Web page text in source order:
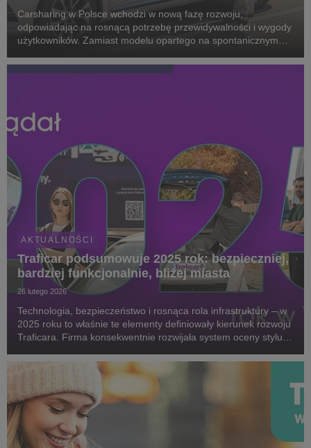
Carsharing w Polsce wchodzi w nową fazę rozwoju,
odpowiadając na rosnącą potrzebę przewidywalności i wygody
użytkowników. Zamiast modelu opartego na spontanicznym
stałe punkty wynajmu, które zapewniają dostępność sam...
AKTUALNOŚCI
Traficar podsumowuje 2025 rok: bezpieczniej,
bardziej funkcjonalnie, bliżej miasta
26 lutego 2026
Technologia, bezpieczeństwo i rosnąca rola infrastruktury – w
2025 roku to właśnie te elementy definiowały kierunek rozwoju
Traficara. Firma konsekwentnie rozwijała system oceny stylu
dostosowywała usługę do zmi...